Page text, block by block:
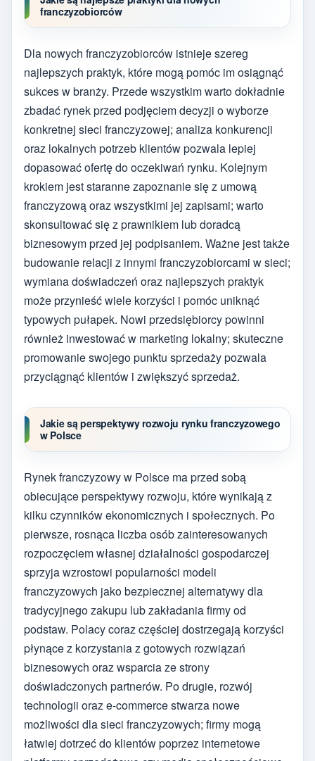
franczyzobiorców
Dla nowych franczyzobiorców istnieje szereg
najlepszych praktyk, które mogą pomóc im osiągnąć
sukces w branży. Przede wszystkim warto dokładnie
zbadać rynek przed podjęciem decyzji o wyborze
konkretnej sieci franczyzowej; analiza konkurencji
oraz lokalnych potrzeb klientów pozwala lepiej
dopasować ofertę do oczekiwań rynku. Kolejnym
krokiem jest staranne zapoznanie się z umową
franczyzową oraz wszystkimi jej zapisami; warto
skonsultować się z prawnikiem lub doradcą
biznesowym przed jej podpisaniem. Ważne jest także
budowanie relacji z innymi franczyzobiorcami w sieci;
wymiana doświadczeń oraz najlepszych praktyk
może przynieść wiele korzyści i pomóc uniknąć
typowych pułapek. Nowi przedsiębiorcy powinni
również inwestować w marketing lokalny; skuteczne
promowanie swojego punktu sprzedaży pozwala
przyciągnąć klientów i zwiększyć sprzedaż.
Jakie są perspektywy rozwoju rynku franczyzowego
w Polsce
Rynek franczyzowy w Polsce ma przed sobą
obiecujące perspektywy rozwoju, które wynikają z
kilku czynników ekonomicznych i społecznych. Po
pierwsze, rosnąca liczba osób zainteresowanych
rozpoczęciem własnej działalności gospodarczej
sprzyja wzrostowi popularności modeli
franczyzowych jako bezpiecznej alternatywy dla
tradycyjnego zakupu lub zakładania firmy od
podstaw. Polacy coraz częściej dostrzegają korzyści
płynące z korzystania z gotowych rozwiązań
biznesowych oraz wsparcia ze strony
doświadczonych partnerów. Po drugie, rozwój
technologii oraz e-commerce stwarza nowe
możliwości dla sieci franczyzowych; firmy mogą
łatwiej dotrzeć do klientów poprzez internetowe